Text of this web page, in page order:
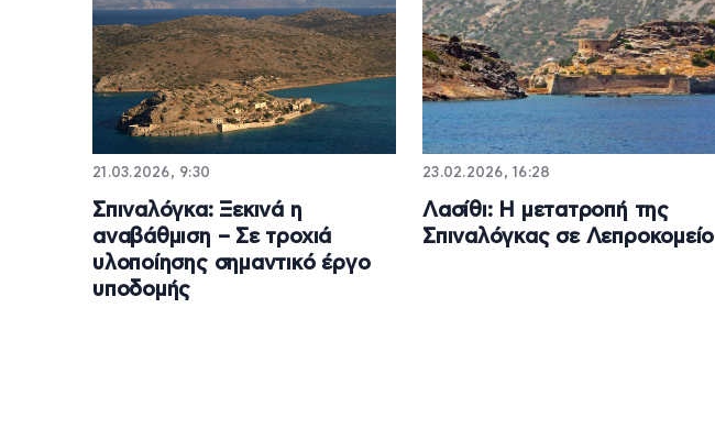
21.03.2026, 9:30
Σπιναλόγκα: Ξεκινά η
αναβάθμιση – Σε τροχιά
υλοποίησης σημαντικό έργο
υποδομής
23.02.2026, 16:28
Λασίθι: Η μετατροπή της
Σπιναλόγκας σε Λεπροκομείο